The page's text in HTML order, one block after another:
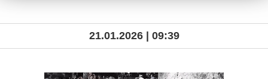
21.01.2026 | 09:39